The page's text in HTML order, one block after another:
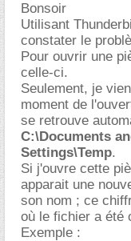
Bonsoir
Utilisant
constater le
Pour ouvrir une
celle-ci.
Seulement, je
moment de
se retrouve
C:\Documents
Settings\Temp.
Si j'ouvre cette
apparait une
son nom ; ce
où le fichier a été
Exemple :